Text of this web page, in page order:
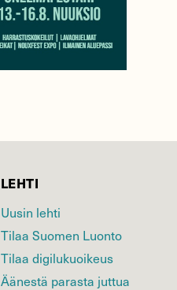
LEHTI
Uusin lehti
Tilaa Suomen Luonto
Tilaa digilukuoikeus
Äänestä parasta juttua